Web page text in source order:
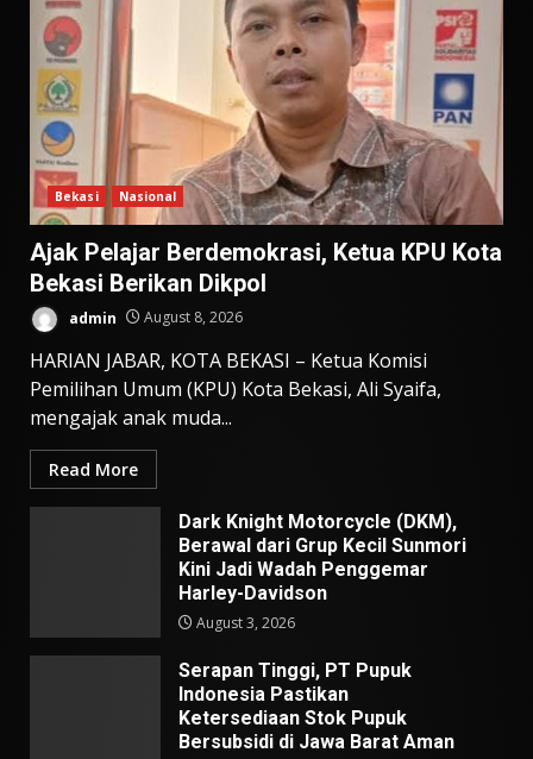
Bekasi Nasional
Ajak Pelajar Berdemokrasi, Ketua KPU Kota
Bekasi Berikan Dikpol
admin August 8, 2026
HARIAN JABAR, KOTA BEKASI – Ketua Komisi
Pemilihan Umum (KPU) Kota Bekasi, Ali Syaifa,
mengajak anak muda...
Read More
Dark Knight Motorcycle (DKM),
Berawal dari Grup Kecil Sunmori
Kini Jadi Wadah Penggemar
Harley-Davidson
August 3, 2026
Serapan Tinggi, PT Pupuk
Indonesia Pastikan
Ketersediaan Stok Pupuk
Bersubsidi di Jawa Barat Aman